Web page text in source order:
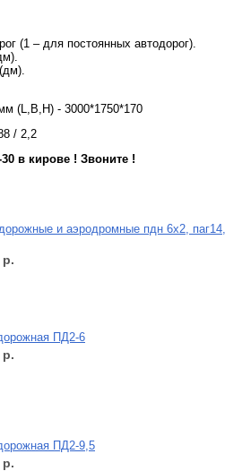
(1 – для постоянных автодорог).
(L,B,H) - 3000*1750*170
/ 2,2
в кирове ! Звоните !
и аэродромные пдн 6х2, паг14,
р.
ПД2-6
р.
ПД2-9,5
р.